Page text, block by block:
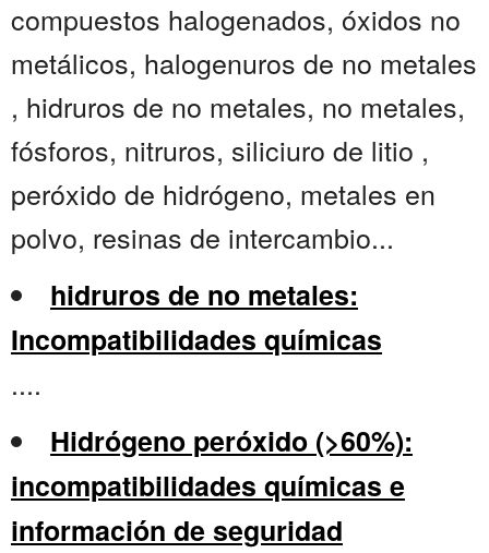
compuestos halogenados, óxidos no
metálicos, halogenuros de no metales
, hidruros de no metales, no metales,
fósforos, nitruros, siliciuro de litio ,
peróxido de hidrógeno, metales en
polvo, resinas de intercambio...
hidruros de no metales:
Incompatibilidades químicas
....
Hidrógeno peróxido (>60%):
incompatibilidades químicas e
información de seguridad